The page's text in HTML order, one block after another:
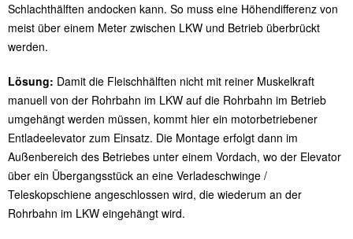
Schlachthälften andocken kann. So muss eine Höhendifferenz von
meist über einem Meter zwischen LKW und Betrieb überbrückt
werden.
Lösung: Damit die Fleischhälften nicht mit reiner Muskelkraft
manuell von der Rohrbahn im LKW auf die Rohrbahn im Betrieb
umgehängt werden müssen, kommt hier ein motorbetriebener
Entladeelevator zum Einsatz. Die Montage erfolgt dann im
Außenbereich des Betriebes unter einem Vordach, wo der Elevator
über ein Übergangsstück an eine Verladeschwinge /
Teleskopschiene angeschlossen wird, die wiederum an der
Rohrbahn im LKW eingehängt wird.